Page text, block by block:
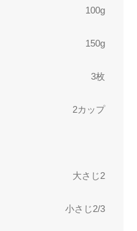
100g
150g
3枚
2カップ
大さじ2
小さじ2/3